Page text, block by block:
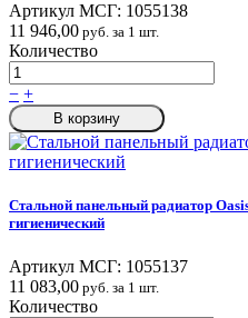
Артикул МСГ: 1055138
11 946,00 руб. за 1 шт.
Количество
− +
В корзину
Стальной панельный радиатор
гигиенический
Артикул МСГ: 1055137
11 083,00 руб. за 1 шт.
Количество